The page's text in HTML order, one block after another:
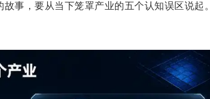
事，要从当下笼罩产业的五个认知误区说起。